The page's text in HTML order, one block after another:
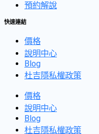
預約解說
快速連結
價格
說明中心
Blog
杜吉隱私權政策
價格
說明中心
Blog
杜吉隱私權政策